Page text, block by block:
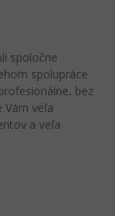
spoločne
spolupráce
bez
Vám veľa
a veľa